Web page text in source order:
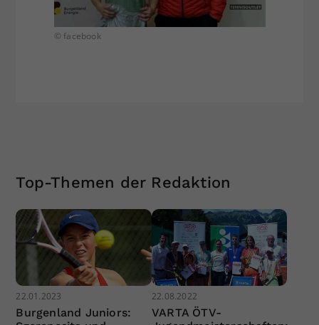
© facebook
Top-Themen der Redaktion
22.01.2023
Burgenland Juniors:
22.08.2022
VARTA ÖTV-